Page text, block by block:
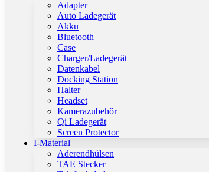
Adapter
Auto Ladegerät
Akku
Bluetooth
Case
Charger/Ladegerät
Datenkabel
Docking Station
Halter
Headset
Kamerazubehör
Qi Ladegerät
Screen Protector
I-Material
Aderendhülsen
TAE Stecker